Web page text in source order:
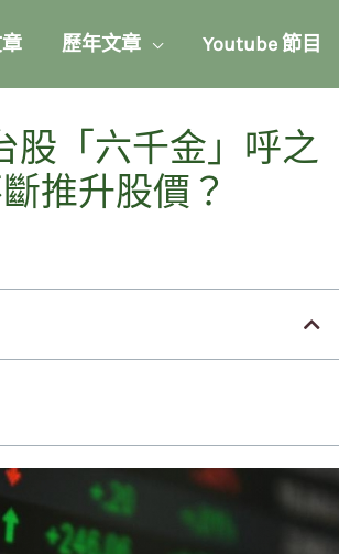
歷年文章 Youtube 節目
「六千金」呼之
推升股價？